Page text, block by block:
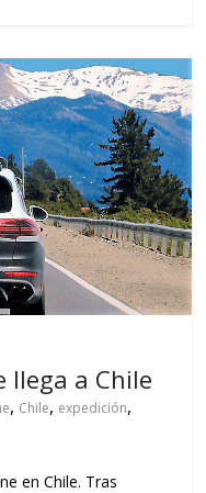
llega a Chile
, Chile, expedición,
en Chile. Tras